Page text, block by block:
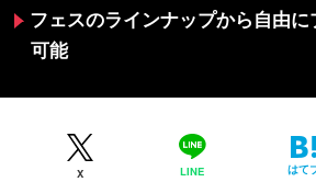
フェスのラインナップから自由
可能
X LINE はて